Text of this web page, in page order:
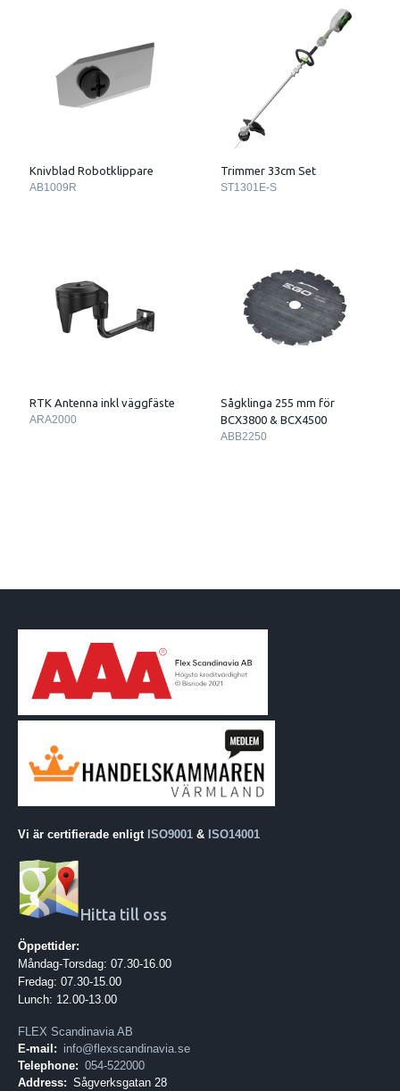
Knivblad Robotklippare
AB1009R
Trimmer 33cm Set
ST1301E-S
RTK Antenna inkl väggfäste
ARA2000
Sågklinga 255 mm för
BCX3800 & BCX4500
ABB2250
Vi är certifierade enligt ISO9001 & ISO14001
Hitta till oss
Öppettider:
Måndag-Torsdag: 07.30-16.00
Fredag: 07.30-15.00
Lunch: 12.00-13.00
FLEX Scandinavia AB
E-mail: info@flexscandinavia.se
Telephone: 054-522000
Address: Sågverksgatan 28